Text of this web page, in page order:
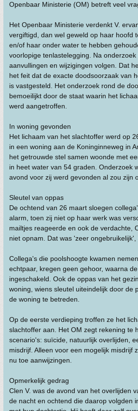
Openbaar Ministerie (OM) betreft veel
Het Openbaar Ministerie verdenkt V.
vergiftigd, dan wel geweld op haar hoofd
en/of haar onder water te hebben
voorlopige tenlastelegging. Na
aanvullingen en wijzigingen volgen. Dat
het feit dat de exacte doodsoorzaak van
is vastgesteld. Het onderzoek rond de
bemoeilijkt door de staat waarin het
werd aangetroffen.
In woning gevonden
Het lichaam van het slachtoffer werd op
in een woning aan de Koninginneweg in
het getrouwde stel samen woonde met
in heet water van 54 graden. Onderzoek
avond voor zij werd gevonden al zou zijn
Sleutel van oppas
De ochtend van 26 maart sloegen
alarm, toen zij niet op haar werk was
mailtjes reageerde en ook de verdachte,
niet opnam. Dat was 'zeer ongebruikelijk',
Collega's die poolshoogte kwamen
echtpaar, kregen geen gehoor, waarna
ingeschakeld. Ook de oppas van het
woning, wiens sleutel uiteindelijk door de
de woning te betreden.
Op de eerste verdieping troffen ze het
slachtoffer aan. Het OM zegt rekening te
scenario's: suïcide, natuurlijk overlijden,
misdrijf. Alleen voor een mogelijk misdrijf
nu toe aanwijzingen.
Opmerkelijk gedrag
Clen V. was de avond van het overlijden
de nacht en ochtend die daarop volgden